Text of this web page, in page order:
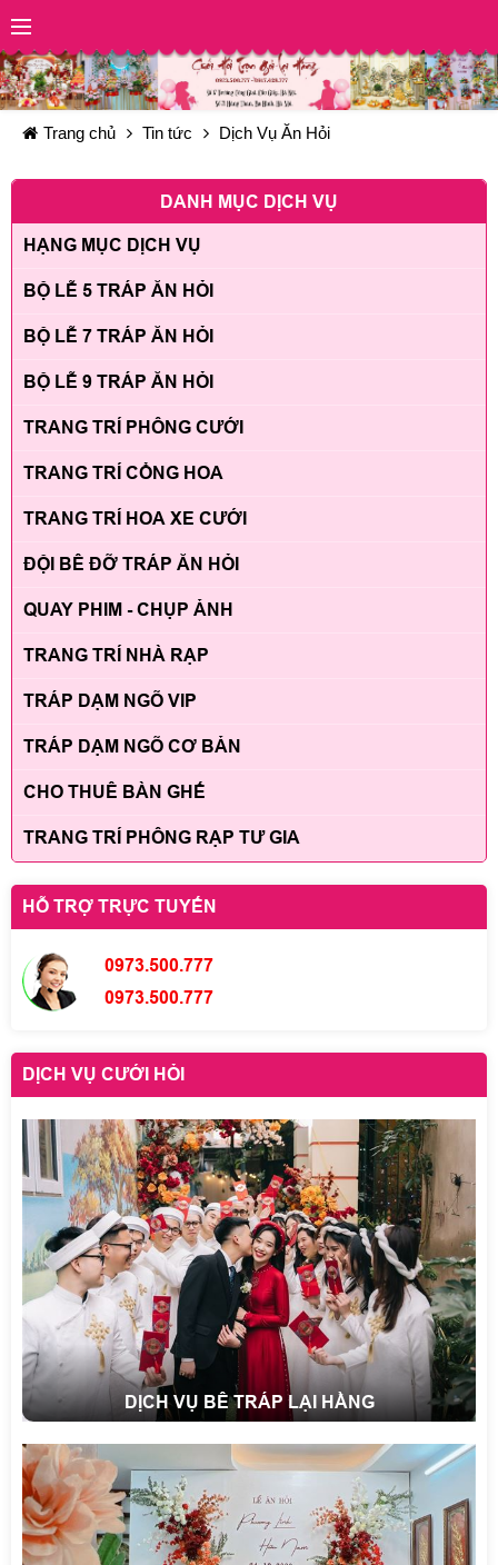
Trang chủ Tin tức Dịch Vụ Ăn Hỏi
DANH MỤC DỊCH VỤ
HẠNG MỤC DỊCH VỤ
BỘ LỄ 5 TRÁP ĂN HỎI
BỘ LỄ 7 TRÁP ĂN HỎI
BỘ LỄ 9 TRÁP ĂN HỎI
TRANG TRÍ PHÔNG CƯỚI
TRANG TRÍ CỔNG HOA
TRANG TRÍ HOA XE CƯỚI
ĐỘI BÊ ĐỠ TRÁP ĂN HỎI
QUAY PHIM - CHỤP ẢNH
TRANG TRÍ NHÀ RẠP
TRÁP DẠM NGÕ VIP
TRÁP DẠM NGÕ CƠ BẢN
CHO THUÊ BÀN GHẾ
TRANG TRÍ PHÔNG RẠP TƯ GIA
HỖ TRỢ TRỰC TUYẾN
0973.500.777
0973.500.777
DỊCH VỤ CƯỚI HỎI
DỊCH VỤ BÊ TRÁP LẠI HẰNG